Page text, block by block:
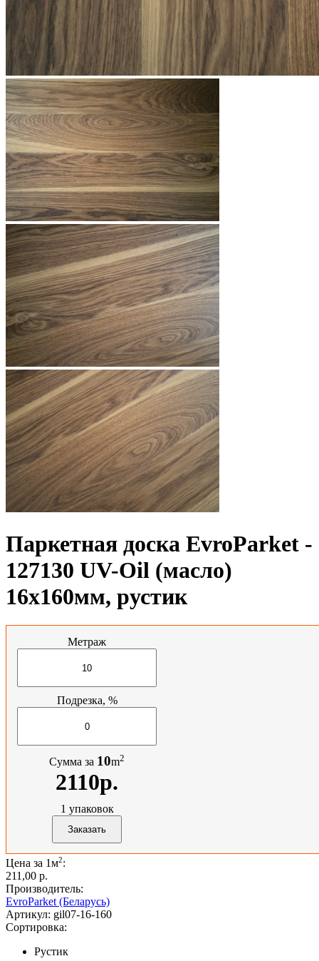
Паркетная доска EvroParket -
127130 UV-Oil (масло)
16x160мм, рустик
Метраж
Подрезка, %
Сумма за 10m2
2110р.
1 упаковок
Цена за 1м2:
211,00 p.
Производитель:
EvroParket (Беларусь)
Артикул: gil07-16-160
Сортировка:
Рустик